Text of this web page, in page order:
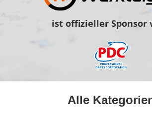
ist offizieller Sponsor
Alle